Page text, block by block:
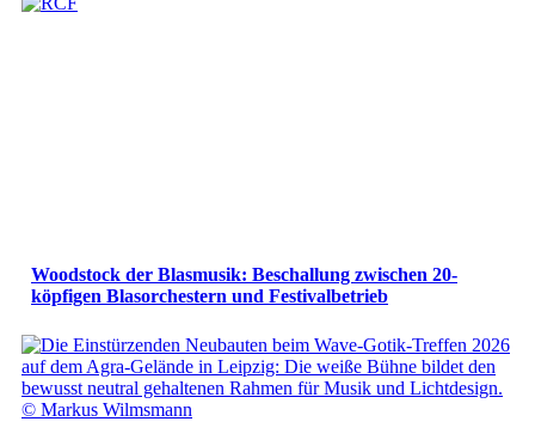
Woodstock der Blasmusik: Beschallung zwischen 20-
köpfigen Blasorchestern und Festivalbetrieb